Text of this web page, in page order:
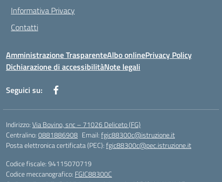
Informativa Privacy
Contatti
Amministrazione TrasparenteAlbo onlinePrivacy Policy
Dichiarazione di accessibilitàNote legali
Seguici su:
Indirizzo:Via Bovino, snc – 71026 Deliceto (FG)
Centralino:0881886908 Email:fgic88300c@istruzione.it
Posta elettronica certificata (PEC):fgic88300c@pec.istruzione.it
Codice fiscale: 94115070719
Codice meccanografico: FGIC88300C